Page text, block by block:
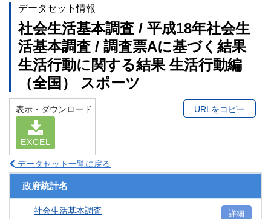
データセット情報
社会生活基本調査 / 平成18年社会生
活基本調査 / 調査票Aに基づく結果
生活行動に関する結果 生活行動編
（全国） スポーツ
表示・ダウンロード
EXCEL
URLをコピー
データセット一覧に戻る
政府統計名
社会生活基本調査 詳細